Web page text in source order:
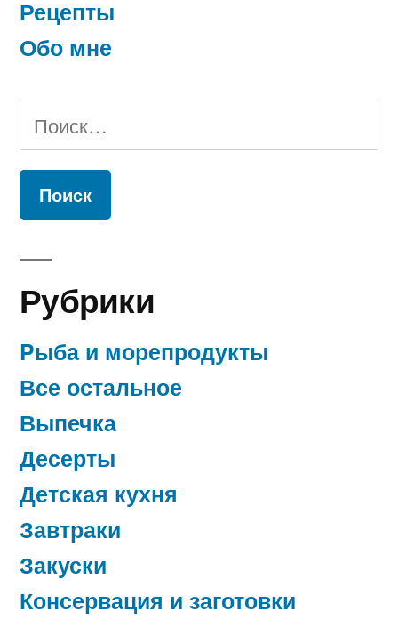
Рецепты
Обо мне
Найти:
Рубрики
Pыба и морепродукты
Все остальное
Выпечка
Десерты
Детская кухня
Завтраки
Закуски
Консервация и заготовки